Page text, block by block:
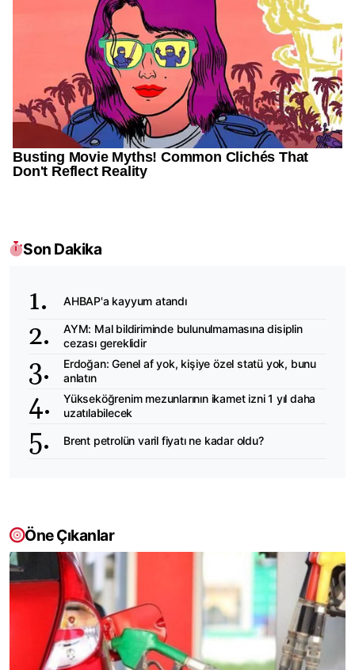
Son Dakika
AHBAP'a kayyum atandı
AYM: Mal bildiriminde bulunulmamasına disiplin
cezası gereklidir
Erdoğan: Genel af yok, kişiye özel statü yok, bunu
anlatın
Yükseköğrenim mezunlarının ikamet izni 1 yıl daha
uzatılabilecek
Brent petrolün varil fiyatı ne kadar oldu?
Öne Çıkanlar